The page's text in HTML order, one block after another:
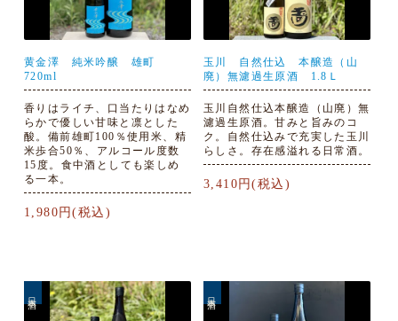
黄金澤 純米吟醸 雄町
720ml
香りはライチ、口当たりはなめ
らかで優しい甘味と凛とした
酸。備前雄町100％使用米、精
米歩合50％、アルコール度数
15度。食中酒としても楽しめ
る一本。
1,980円(税込)
玉川 自然仕込 本醸造（山
廃）無濾過生原酒 1.8Ｌ
玉川自然仕込本醸造（山廃）無
濾過生原酒。甘みと旨みのコ
ク。自然仕込みで充実した玉川
らしさ。存在感溢れる日常酒。
3,410円(税込)